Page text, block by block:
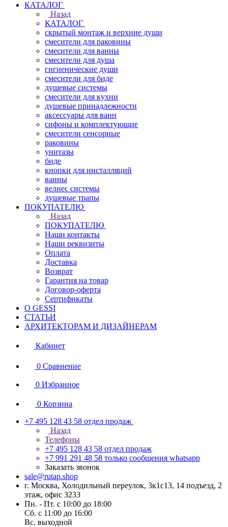
КАТАЛОГ
Назад
КАТАЛОГ
скрытый монтаж и верхние души
смесители для раковины
смесители для ванны
смесители для душа
гигиенические души
смесители для биде
душевые системы
смесители для кухни
душевые принадлежности
аксессуары для ванн
сифоны и комплектующие
смесители сенсорные
раковины
унитазы
биде
кнопки для инсталляций
ванны
велнес системы
душевые трапы
ПОКУПАТЕЛЮ
Назад
ПОКУПАТЕЛЮ
Наши контакты
Наши реквизиты
Оплата
Доставка
Возврат
Гарантия на товар
Договор-оферта
Сертификаты
О GESSI
СТАТЬИ
АРХИТЕКТОРАМ И ДИЗАЙНЕРАМ
Кабинет
0 Сравнение
0 Избранное
0 Корзина
+7 495 128 43 58 отдел продаж
Назад
Телефоны
+7 495 128 43 58 отдел продаж
+7 991 291 48 58 только сообщения whatsapp
Заказать звонок
sale@rutap.shop
г. Москва, Холодильный переулок, 3к1с13, 14 подъезд, 2
этаж, офис 3233
Пн. - Пт. с 10:00 до 18:00
Сб. с 11:00 до 16:00
Вс. выходной